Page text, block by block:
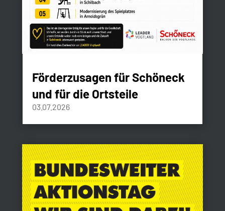
Förderzusagen für Schöneck
und für die Ortsteile
03.07.2026